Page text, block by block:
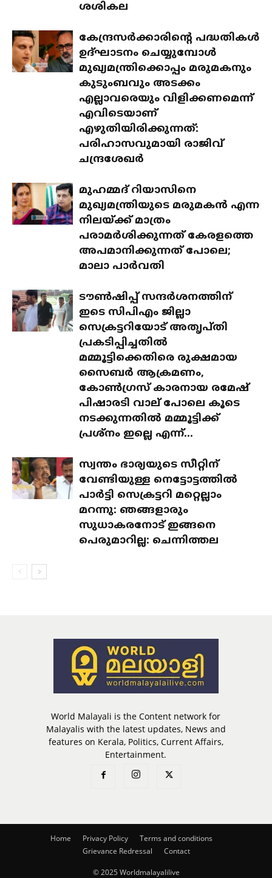
ശശികല
കേന്ദ്രസർക്കാരിന്റെ പദ്ധതികൾ
ഉദ്ഘാടനം ചെയ്യുമ്പോൾ
മുഖ്യമന്ത്രിക്കൊപ്പം മരുമകനും
കുടുംബവും അടക്കം
എല്ലാവരെയും വിളിക്കണമെന്ന്
എവിടെയാണ്
എഴുതിയിരിക്കുന്നത്:
പരിഹാസവുമായി രാജിവ്
ചന്ദ്രശേഖർ
മുഹമ്മദ് റിയാസിനെ
മുഖ്യമന്ത്രിയുടെ മരുമകൻ എന്ന
നിലയ്ക്ക് മാത്രം
പരാമർശിക്കുന്നത് കേരളത്തെ
അപമാനിക്കുന്നത് പോലെ;
മാലാ പാർവതി
ടൗൺഷിപ്പ് സന്ദർശനത്തിന്
ഇടെ സിപിഎം ജില്ലാ
സെക്രട്ടറിയോട് അതൃപ്തി
പ്രകടിപ്പിച്ചതിൽ
മമ്മൂട്ടിക്കെതിരെ രുക്ഷമായ
സൈബർ ആക്രമണം,
കോൺഗ്രസ് കാരനായ രമേഷ്
പിഷാരടി വാല് പോലെ കൂടെ
നടക്കുന്നതിൽ മമ്മൂട്ടിക്ക്
പ്രശ്‌നം ഇല്ലെ എന്ന്...
സ്വന്തം ഭാര്യയുടെ സീറ്റിന്
വേണ്ടിയുള്ള നെട്ടോട്ടത്തിൽ
പാർട്ടി സെക്രട്ടറി മറ്റെല്ലാം
മറന്നു: ഞങ്ങളാരും
സുധാകരനോട് ഇങ്ങനെ
പെരുമാറില്ല: ചെന്നിത്തല
World Malayali is the Content network for
Malayalis with the latest updates, News and
features on Kerala, Politics, Current Affairs,
Entertainment.
Home Privacy Policy
Terms and conditions
Grievance Redressal
Contact
© 2025 Worldmalayalilive